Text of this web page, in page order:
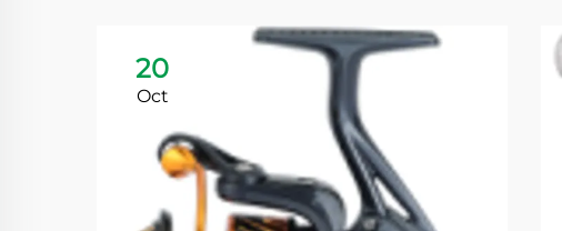
20
Oct